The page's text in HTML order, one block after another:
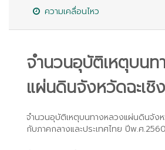
ความเคลื่อนไหว
จำนวนอุบัติเหตุบนท
แผ่นดินจังหวัดฉะเชิ
จำนวนอุบัติเหตุบนทางหลวงแผ่นดินจังห
กับภาคกลางและประเทศไทย ปีพ.ศ